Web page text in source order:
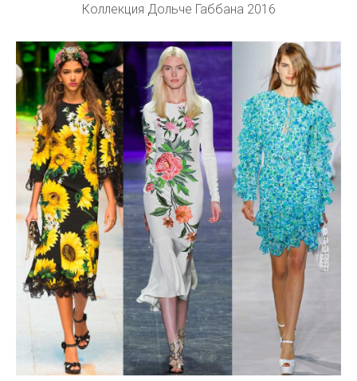
Коллекция Дольче Габбана 2016